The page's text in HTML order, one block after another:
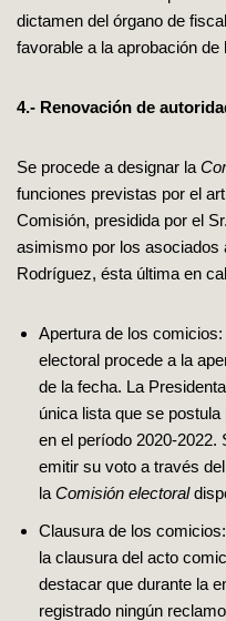
dictamen del órgano de
favorable a la aprobación
4.- Renovación de
Se procede a designar la
funciones previstas por el
Comisión, presidida por el
asimismo por los
Rodríguez, ésta última en
Apertura de los
electoral procede a la
de la fecha. La
única lista que se
en el período 2020-2022.
emitir su voto a través
la Comisión electoral
Clausura de los
la clausura del acto
destacar que durante la
registrado ningún